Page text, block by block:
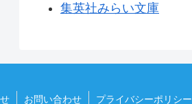
集英社みらい文庫
お問い合わせ プライバシーポリシー